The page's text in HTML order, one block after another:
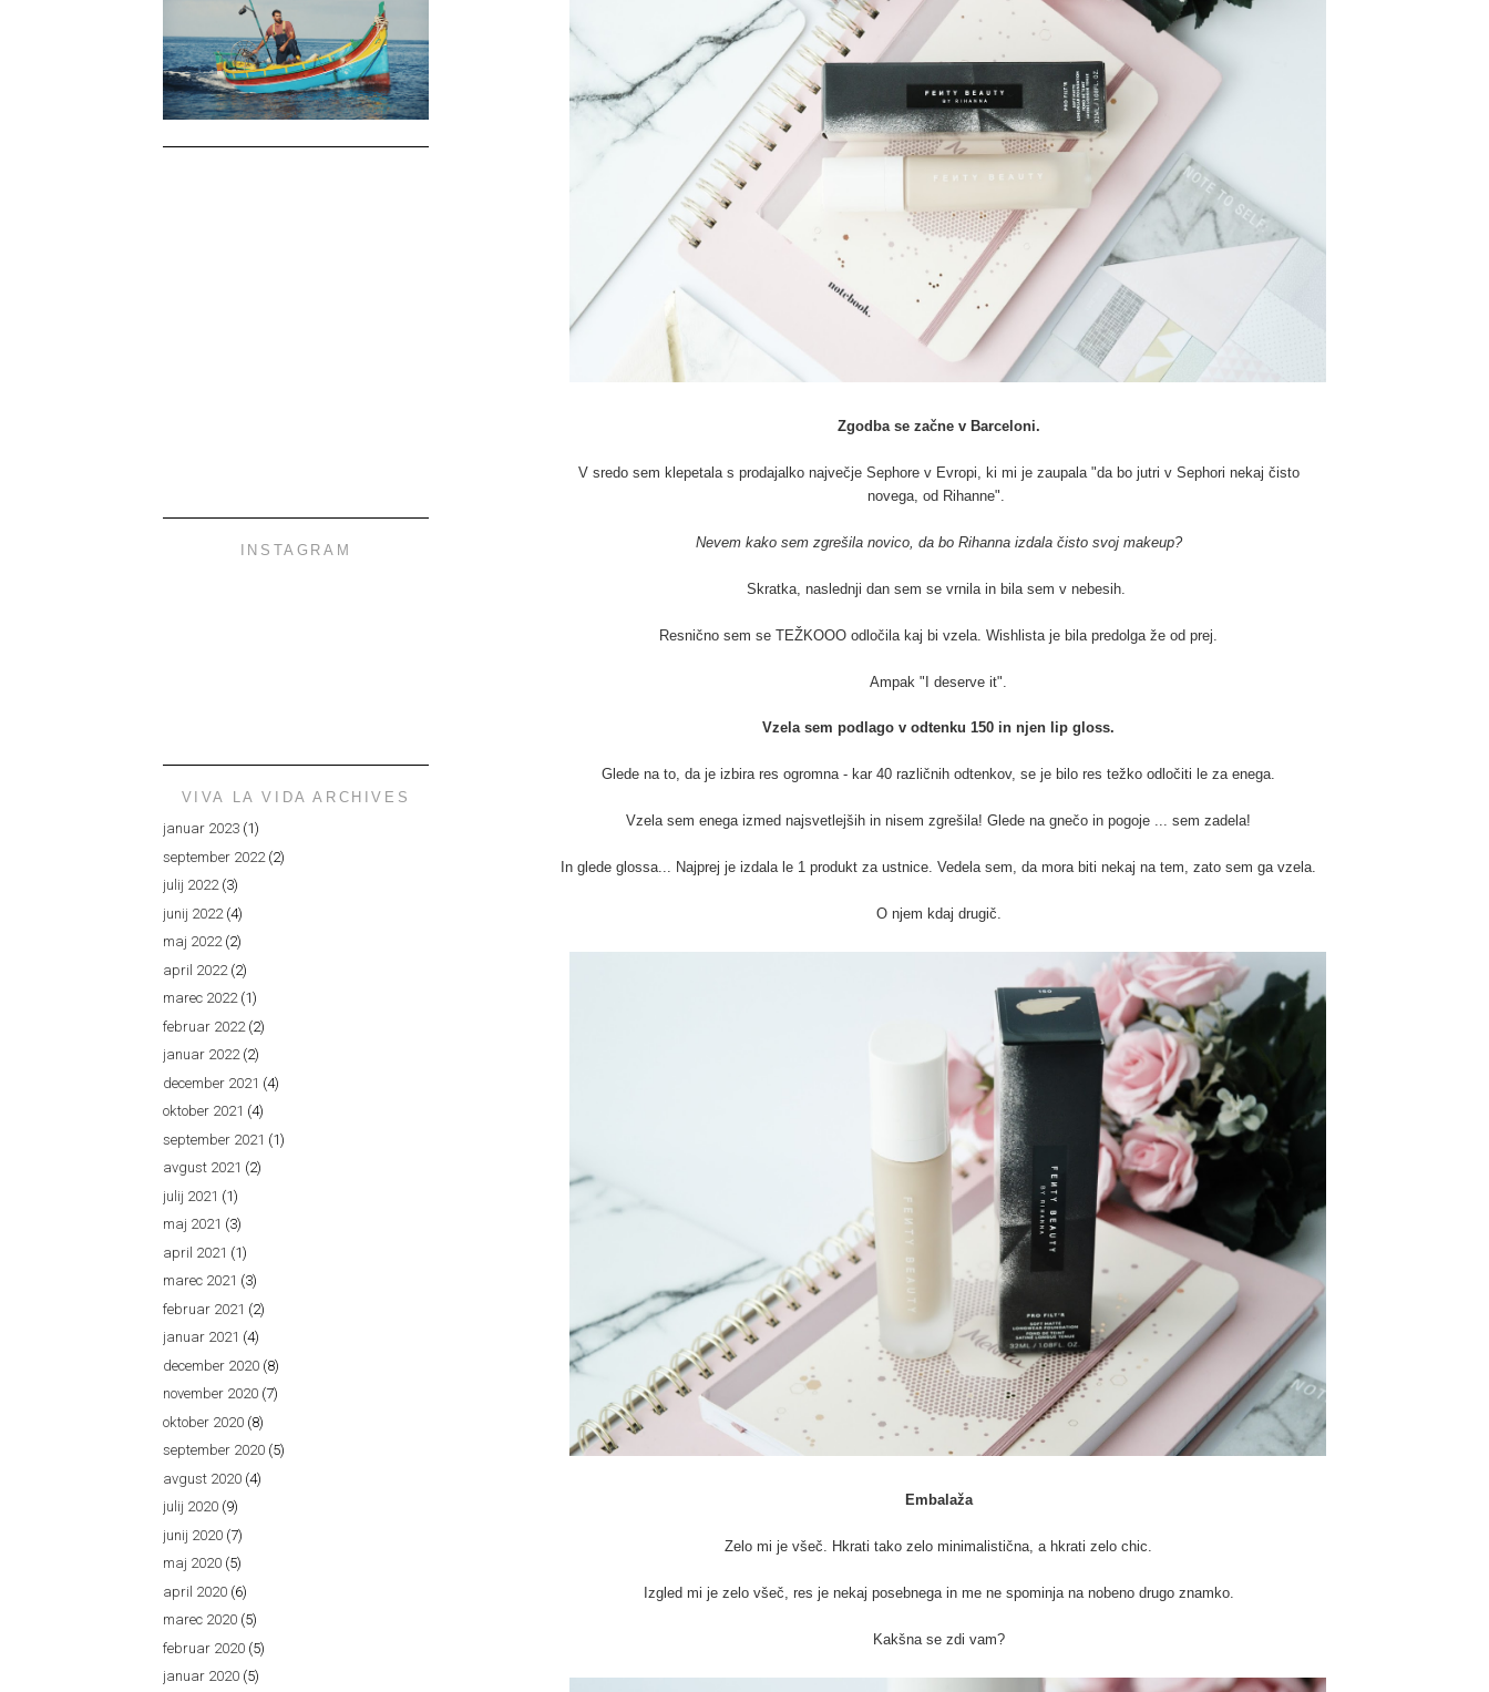
Zgodba se začne v Barceloni.
V sredo sem klepetala s prodajalko največje Sephore v Evropi, ki mi je zaupala "da bo jutri v Sephori nekaj čisto
novega, od Rihanne".
Nevem kako sem zgrešila novico, da bo Rihanna izdala čisto svoj makeup?
Skratka, naslednji dan sem se vrnila in bila sem v nebesih.
Resnično sem se TEŽKOOO odločila kaj bi vzela. Wishlista je bila predolga že od prej.
Ampak "I deserve it".
Vzela sem podlago v odtenku 150 in njen lip gloss.
Glede na to, da je izbira res ogromna - kar 40 različnih odtenkov, se je bilo res težko odločiti le za enega.
Vzela sem enega izmed najsvetlejših in nisem zgrešila! Glede na gnečo in pogoje ... sem zadela!
In glede glossa... Najprej je izdala le 1 produkt za ustnice. Vedela sem, da mora biti nekaj na tem, zato sem ga vzela.
O njem kdaj drugič.
Embalaža
Zelo mi je všeč. Hkrati tako zelo minimalistična, a hkrati zelo chic.
Izgled mi je zelo všeč, res je nekaj posebnega in me ne spominja na nobeno drugo znamko.
Kakšna se zdi vam?
INSTAGRAM
VIVA LA VIDA ARCHIVES
januar 2023 (1)
september 2022 (2)
julij 2022(3)
junij 2022 (4)
maj 2022(2)
april 2022 (2)
marec 2022(1)
februar 2022 (2)
januar 2022(2)
december 2021 (4)
oktober 2021 (4)
september 2021 (1)
avgust 2021 (2)
julij 2021 (1)
maj 2021 (3)
april 2021 (1)
marec 2021 (3)
februar 2021 (2)
januar 2021 (4)
december 2020 (8)
november 2020 (7)
oktober 2020 (8)
september 2020 (5)
avgust 2020 (4)
julij 2020 (9)
junij 2020 (7)
maj 2020 (5)
april 2020 (6)
marec 2020 (5)
februar 2020 (5)
januar 2020 (5)